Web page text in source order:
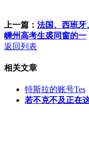
上一篇： 法国、西班牙
嵊州高考生裘同窗的一
返回列表
相关文章
特斯拉的账号Tes
若不克不及正在